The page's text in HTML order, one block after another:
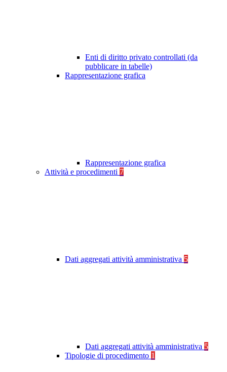
Enti di diritto privato controllati (da
pubblicare in tabelle)
Rappresentazione grafica
Rappresentazione grafica
Attività e procedimenti 7
Dati aggregati attività amministrativa 5
Dati aggregati attività amministrativa 5
Tipologie di procedimento 1